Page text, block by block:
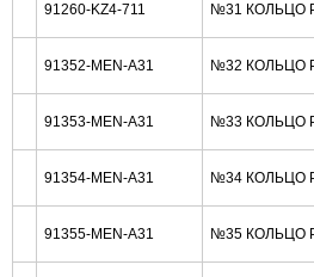
91260-KZ4-711 №31 КОЛЬЦО
91352-MEN-A31 №32 КОЛЬЦО
91353-MEN-A31 №33 КОЛЬЦО
91354-MEN-A31 №34 КОЛЬЦО
91355-MEN-A31 №35 КОЛЬЦО